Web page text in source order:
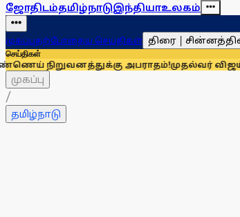
ஜோதிடம்தமிழ்நாடுஇந்தியாஉலகம்
முகப்புதற்போதைய செய்திகள் திரை |
செய்திகள்
அபராதம்!முதல்வர் விஜய்யின்
முகப்பு
/
தமிழ்நாடு